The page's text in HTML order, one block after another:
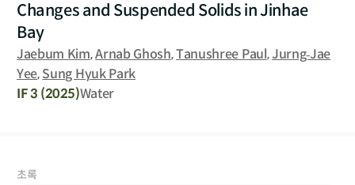
Changes and Suspended Solids in Jinhae
Bay
Jaebum Kim,Arnab Ghosh,Tanushree Paul,Jurng‐Jae
Yee,Sung Hyuk Park
IF3 (2025)Water
초록